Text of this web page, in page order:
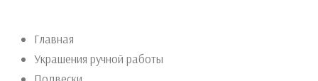
Главная
Украшения ручной работы